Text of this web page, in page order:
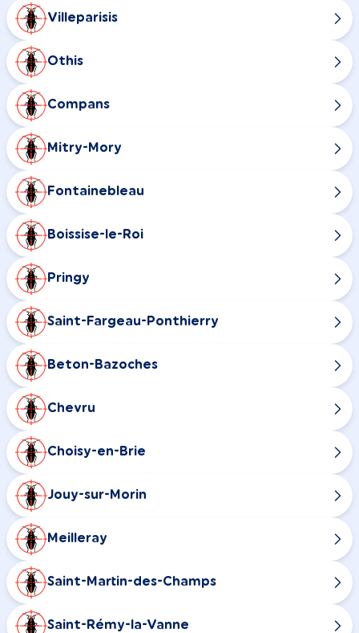
Villeparisis
Othis
Compans
Mitry-Mory
Fontainebleau
Boissise-le-Roi
Pringy
Saint-Fargeau-Ponthierry
Beton-Bazoches
Chevru
Choisy-en-Brie
Jouy-sur-Morin
Meilleray
Saint-Martin-des-Champs
Saint-Rémy-la-Vanne